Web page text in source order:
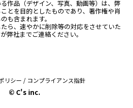
作品（デザイン、写真、動画等）は、 弊
とを目的としたものであり、著作権や肖
も含まれます。
ら、速やかに削除等の対応をさせていた
弊社までご連絡ください。
リシー / コンプライアンス指針
© C's inc.